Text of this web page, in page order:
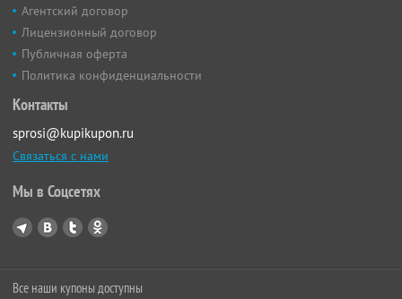
Агентский договор
Лицензионный договор
Публичная оферта
Политика конфиденциальности
Контакты
sprosi@kupikupon.ru
Связаться с нами
Мы в Соцсетях
Все наши купоны доступны